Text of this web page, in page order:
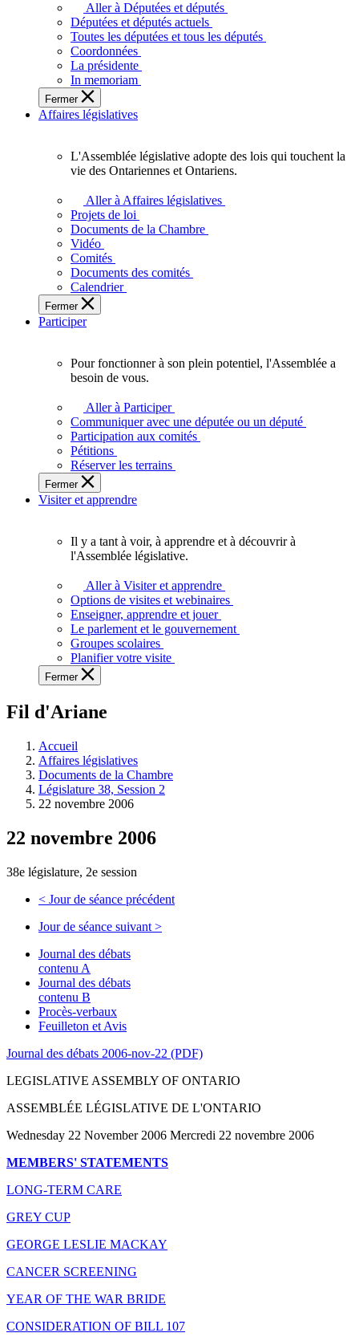
députés
vous
représentent
sein
de
l'Assemblée
législative
l'Ontario.
Aller à Députées et députés
Députées et députés actuels
Toutes les députées et tous les députés
Coordonnées
La présidente
In memoriam
Fermer
Affaires législatives
L'Assemblée
adopte
touchent
des
Ontariennes
et
L'Assemblée législative adopte des lois qui touchent la
vie des Ontariennes et Ontariens.
Aller à Affaires législatives
Projets de loi
Documents de la Chambre
Vidéo
Comités
Documents des comités
Calendrier
Fermer
Participer
plein
potentiel,
l'Assemblée
a
besoin
de
Pour fonctionner à son plein potentiel, l'Assemblée a
besoin de vous.
Aller à Participer
Communiquer avec une députée ou un député
Participation aux comités
Pétitions
Réserver les terrains
Fermer
Visiter et apprendre
voir,
apprendre
et
à
à
législative.
Il y a tant à voir, à apprendre et à découvrir à
l'Assemblée législative.
Aller à Visiter et apprendre
Options de visites et webinaires
Enseigner, apprendre et jouer
Le parlement et le gouvernement
Groupes scolaires
Planifier votre visite
Fermer
Fil d'Ariane
Accueil
Affaires législatives
Documents de la Chambre
Législature 38, Session 2
22 novembre 2006
22 novembre 2006
38e législature, 2e session
< Jour de séance précédent
Jour de séance suivant >
Journal des débats
contenu A
Journal des débats
contenu B
Procès-verbaux
Feuilleton et Avis
Journal des débats 2006-nov-22 (PDF)
LEGISLATIVE ASSEMBLY OF ONTARIO
ASSEMBLÉE LÉGISLATIVE DE L'ONTARIO
Wednesday 22 November 2006 Mercredi 22 novembre 2006
MEMBERS' STATEMENTS
LONG-TERM CARE
GREY CUP
GEORGE LESLIE MACKAY
CANCER SCREENING
YEAR OF THE WAR BRIDE
CONSIDERATION OF BILL 107